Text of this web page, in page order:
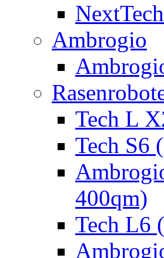
Ambrogio
Tech L
Tech S6
400qm)
Tech L6